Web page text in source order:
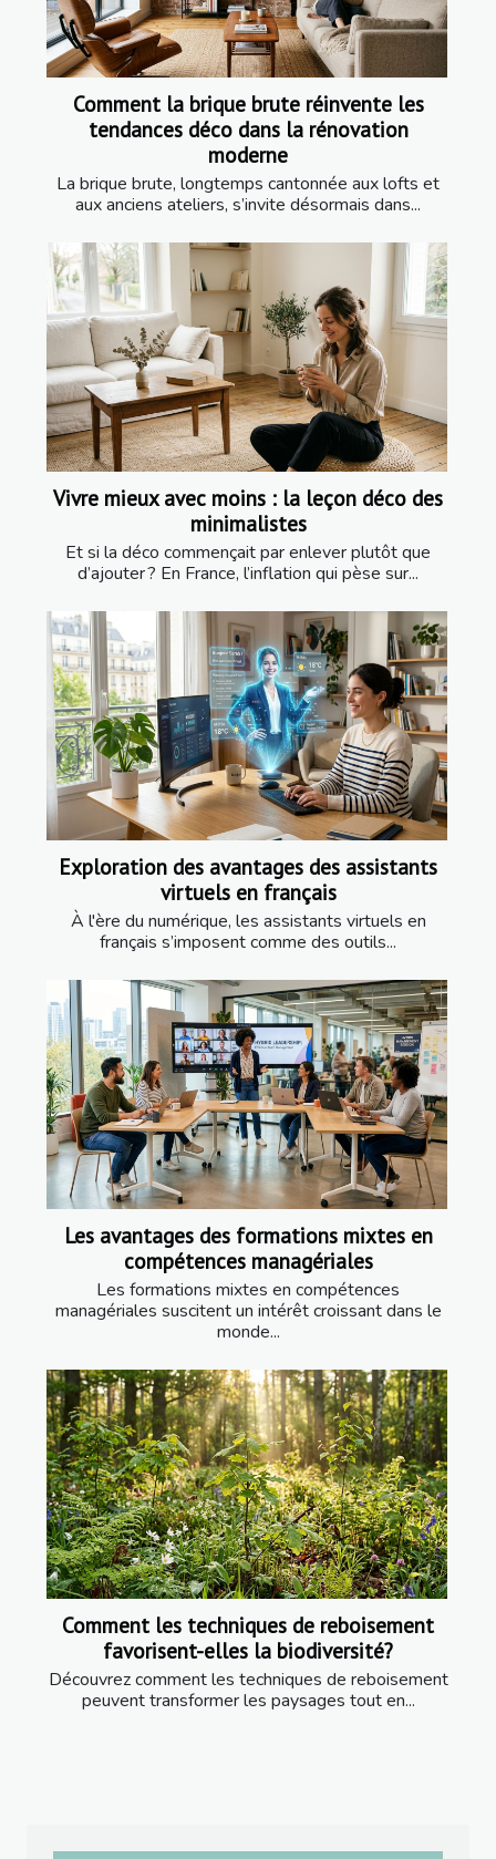
Comment la brique brute réinvente les
tendances déco dans la rénovation
moderne
La brique brute, longtemps cantonnée aux lofts et
aux anciens ateliers, s’invite désormais dans...
Vivre mieux avec moins : la leçon déco des
minimalistes
Et si la déco commençait par enlever plutôt que
d’ajouter ? En France, l’inflation qui pèse sur...
Exploration des avantages des assistants
virtuels en français
À l'ère du numérique, les assistants virtuels en
français s’imposent comme des outils...
Les avantages des formations mixtes en
compétences managériales
Les formations mixtes en compétences
managériales suscitent un intérêt croissant dans le
monde...
Comment les techniques de reboisement
favorisent-elles la biodiversité?
Découvrez comment les techniques de reboisement
peuvent transformer les paysages tout en...